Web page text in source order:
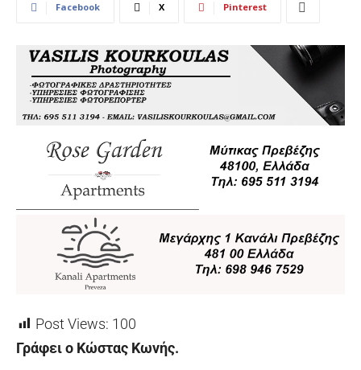
Facebook X Pinterest
Post Views: 100
Γράφει ο Κώστας Κωνής.